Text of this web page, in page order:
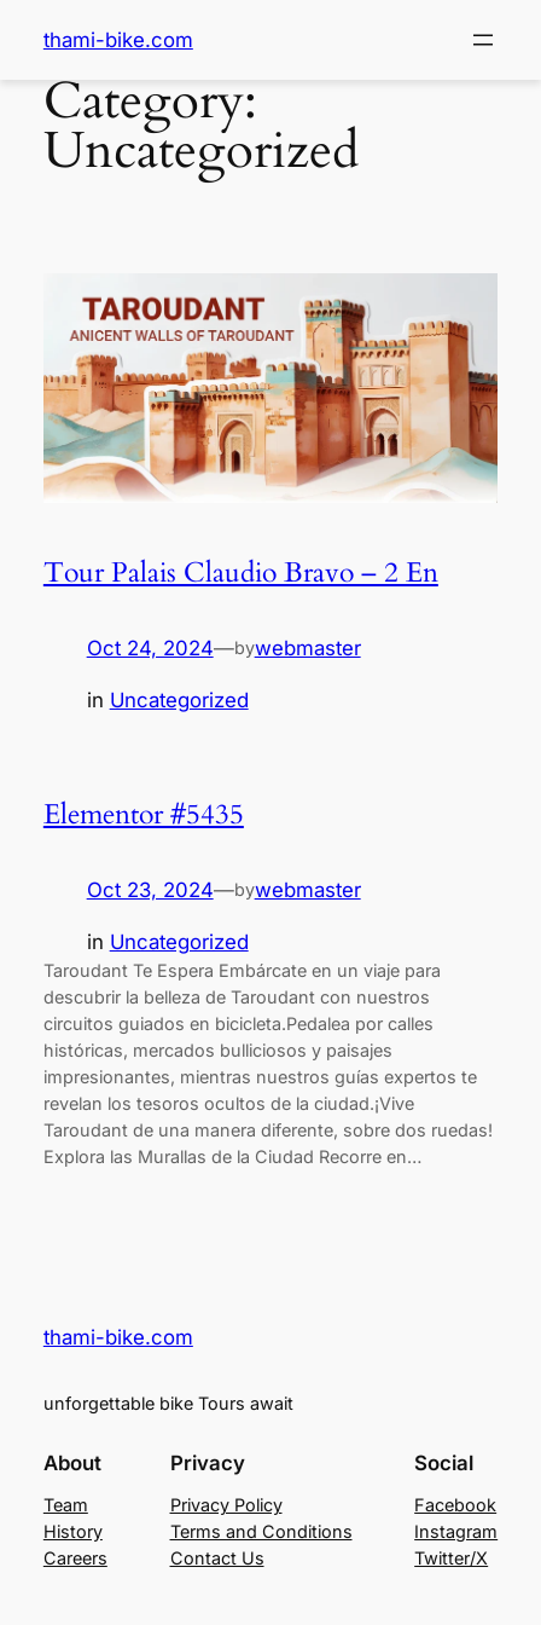
thami-bike.com
Category:
Uncategorized
Tour Palais Claudio Bravo – 2 En
Oct 24, 2024—bywebmaster
in Uncategorized
Elementor #5435
Oct 23, 2024—bywebmaster
in Uncategorized
Taroudant Te Espera Embárcate en un viaje para
descubrir la belleza de Taroudant con nuestros
circuitos guiados en bicicleta.Pedalea por calles
históricas, mercados bulliciosos y paisajes
impresionantes, mientras nuestros guías expertos te
revelan los tesoros ocultos de la ciudad.¡Vive
Taroudant de una manera diferente, sobre dos ruedas!
Explora las Murallas de la Ciudad Recorre en…
thami-bike.com
unforgettable bike Tours await
About
Team
History
Careers
Privacy
Privacy Policy
Terms and Conditions
Contact Us
Social
Facebook
Instagram
Twitter/X